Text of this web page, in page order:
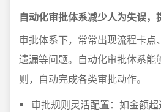
自动化审批体系减少人为失误，
审批体系下，常常出现流程卡
遗漏等问题。自动化审批体系能
则，自动完成各类审批动作。
审批规则灵活配置：如金额超